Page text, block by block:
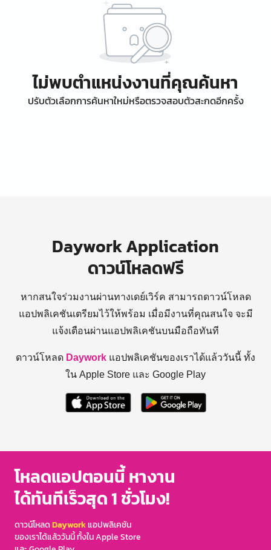
ไม่พบตำแหน่งงานที่คุณค้นหา
ปรับตัวเลือกการค้นหาใหม่หรือตรวจสอบตัวสะกดอีกครั้ง
Daywork Application
ดาวน์โหลดฟรี
หากสนใจร่วมงานผ่านทางเดย์เวิร์ค สามารถดาวน์โหลด
แอปพลิเคชันเตรียมไว้ให้พร้อม เมื่อมีงานที่คุณสนใจ จะมี
แจ้งเตือนผ่านแอปพลิเคชันบนมือถือทันที
ดาวน์โหลด Daywork แอปพลิเคชันของเราได้แล้ววันนี้ ทั้ง
ใน Apple Store และ Google Play
โหลดแอปตอนนี้ หางาน
ได้ทันทีเร็วสุด 1 ชั่วโมง!
ดาวน์โหลดDayworkแอปพลิเคชัน
ของเราได้แล้ววันนี้ ทั้งใน Apple Store